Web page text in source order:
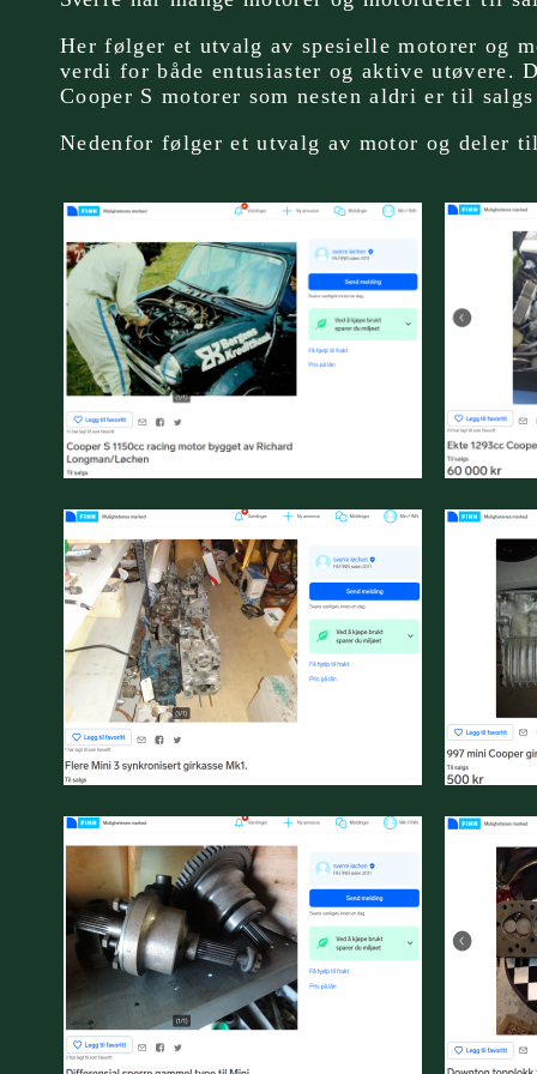
Her følger et utvalg av spesielle motorer og
verdi for både entusiaster og aktive utøvere.
Cooper S motorer som nesten aldri er til
Nedenfor følger et utvalg av motor og deler